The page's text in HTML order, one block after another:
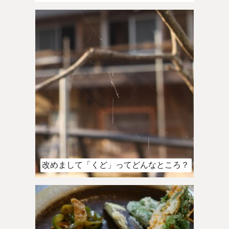
改めまして「くど」ってどんなところ？